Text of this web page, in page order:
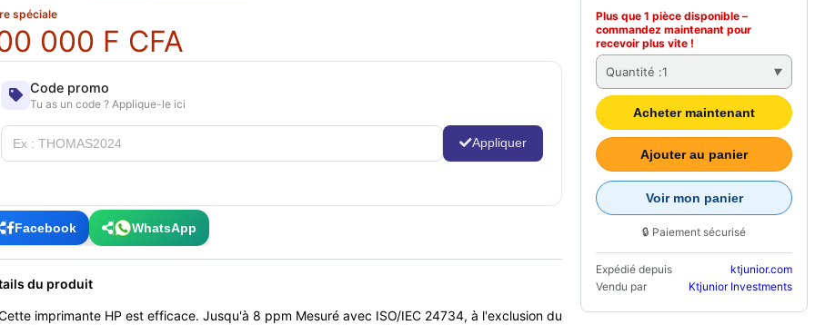
spéciale
000 F CFA
Code promo
Tu as un code ? Applique-le ici
Appliquer
Facebook WhatsApp
du produit
imprimante HP est efficace. Jusqu'à 8 ppm Mesuré avec ISO/IEC 24734, à l'exclusion du
Plus que 1 pièce disponible –
commandez maintenant pour
recevoir plus vite !
Quantité :1
Acheter maintenant
Ajouter au panier
Voir mon panier
🔒 Paiement sécurisé
Expédié depuis
ktjunior.com
Vendu par
Ktjunior Investments